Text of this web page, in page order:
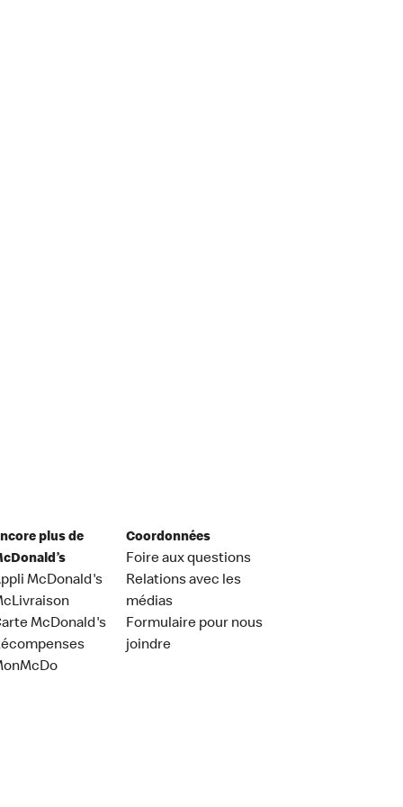
plus de
McDonald's
McDonald's
Coordonnées
Foire aux questions
Relations avec les
médias
Formulaire pour nous
joindre